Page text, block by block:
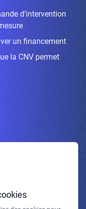
d’intervention
un financement
la CNV permet